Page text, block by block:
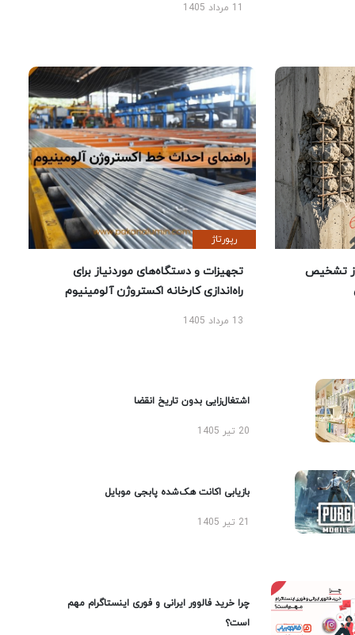
تشخیص
رپورتاژ
تجهیزات و دستگاه‌های موردنیاز برای
راه‌اندازی کارخانه اکستروژن آلومینیوم
13 مرداد 1405
اشتغال‌زایی بدون تاریخ انقضا
20 تیر 1405
بازیابی اکانت هک‌شده پابجی موبایل
چرا خرید فالوور ایرانی و فوری اینستاگرام مهم
است؟